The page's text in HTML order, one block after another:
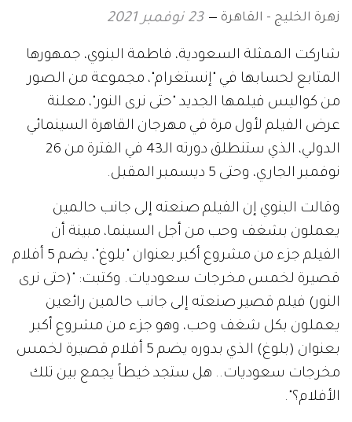
زهرة الخليج - القاهرة 23 نوفمبر 2021
شاركت الممثلة السعودية، فاطمة البنوي، جمهورها
المتابع لحسابها في "إنستغرام"، مجموعة من الصور
من كواليس فيلمها الجديد "حتى نرى النور"، معلنة
عرض الفيلم لأول مرة في مهرجان القاهرة السينمائي
الدولي، الذي ستنطلق دورته الـ43 في الفترة من 26
نوفمبر الجاري، وحتى 5 ديسمبر المقبل.
وقالت البنوي إن الفيلم صنعته إلى جانب حالمين
يعملون بشغف وحب من أجل السينما، مبينة أن
الفيلم جزء من مشروع أكبر بعنوان "بلوغ"، يضم 5 أفلام
قصيرة لخمس مخرجات سعوديات. وكتبت: "(حتى نرى
النور) فيلم قصير صنعته إلى جانب حالمين رائعين
يعملون بكل شغف وحب، وهو جزء من مشروع أكبر
بعنوان (بلوغ) الذي بدوره يضم 5 أفلام قصيرة لخمس
مخرجات سعوديات.. هل ستجد خيطاً يجمع بين تلك
الأفلام؟".